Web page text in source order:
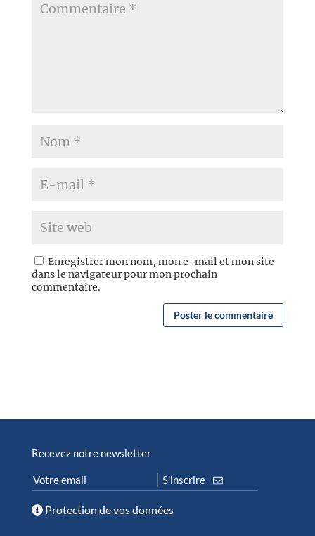
Enregistrer mon nom, mon e-mail et mon site
dans le navigateur pour mon prochain
commentaire.
Recevez notre newsletter
Protection de vos données